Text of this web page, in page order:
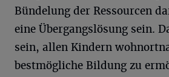
Bündelung der Ressourcen
eine Übergangslösung sein.
sein, allen Kindern
bestmögliche Bildung zu